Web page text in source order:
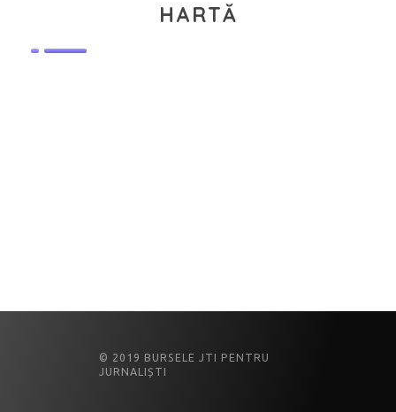
HARTĂ
© 2019 BURSELE JTI PENTRU
JURNALIȘTI